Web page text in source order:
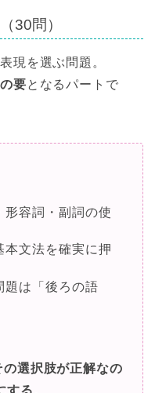
30問）
現を選ぶ問題。
要となるパートで
形容詞・副詞の使
本文法を確実に押
題は「後ろの語
の選択肢が正解なの
する 。